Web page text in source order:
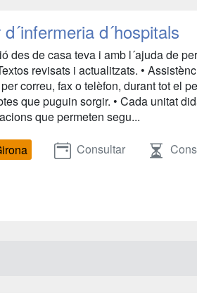
d´hospitals
des de casa teva i amb l´ajuda de
revisats i actualitzats. •
correu, fax o telèfon, durant tot el
que puguin sorgir. • Cada unitat
que permeten segu...
Consultar